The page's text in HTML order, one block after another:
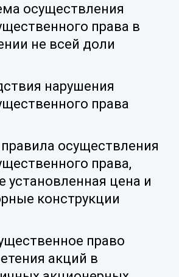
осуществления
права в
не всей доли
нарушения
права
осуществления
права,
установленная цена и
конструкции
право
акций в